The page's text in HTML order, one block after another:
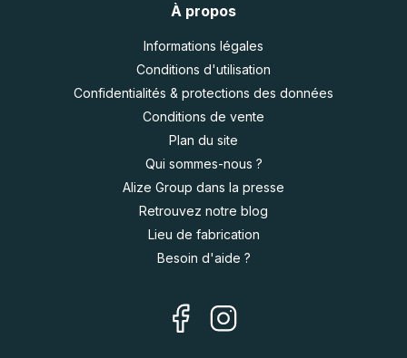
À propos
Informations légales
Conditions d'utilisation
Confidentialités & protections des données
Conditions de vente
Plan du site
Qui sommes-nous ?
Alize Group dans la presse
Retrouvez notre blog
Lieu de fabrication
Besoin d'aide ?